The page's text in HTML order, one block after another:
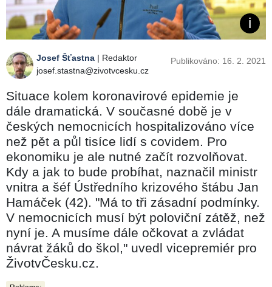
Josef Šťastna | Redaktor
josef.stastna@zivotvcesku.cz
Publikováno: 16. 2. 2021
Situace kolem koronavirové epidemie je
dále dramatická. V současné době je v
českých nemocnicích hospitalizováno více
než pět a půl tisíce lidí s covidem. Pro
ekonomiku je ale nutné začít rozvolňovat.
Kdy a jak to bude probíhat, naznačil ministr
vnitra a šéf Ústředního krizového štábu Jan
Hamáček (42). "Má to tři zásadní podmínky.
V nemocnicích musí být poloviční zátěž, než
nyní je. A musíme dále očkovat a zvládat
návrat žáků do škol," uvedl vicepremiér pro
ŽivotvČesku.cz.